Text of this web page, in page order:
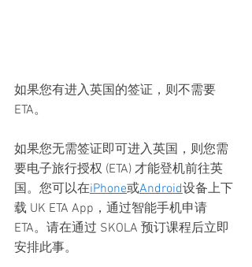
如果您有进入英国的签证，则不需要
ETA。
如果您无需签证即可进入英国，则您需
要电子旅行授权 (ETA) 才能登机前往英
国。您可以在iPhone或Android设备上下
载 UK ETA App，通过智能手机申请
ETA。请在通过 SKOLA 预订课程后立即
安排此事。